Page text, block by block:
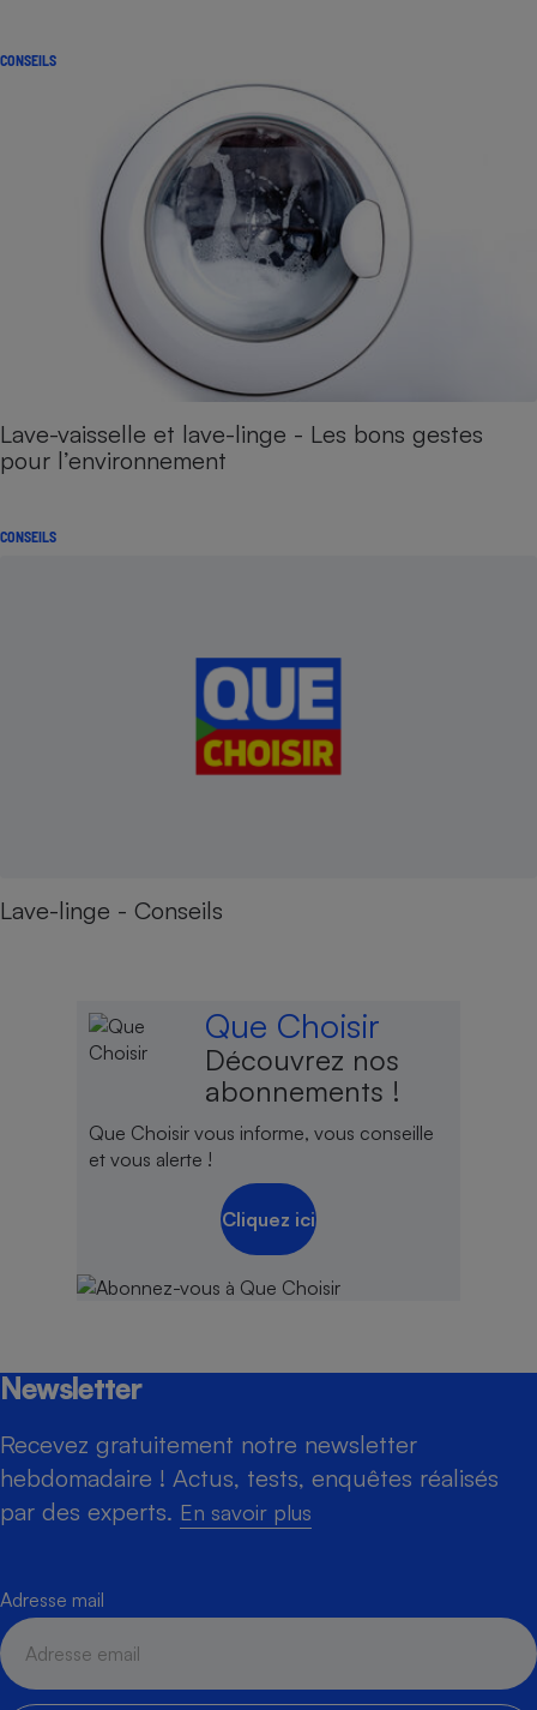
CONSEILS
Lave-vaisselle et lave-linge - Les bons gestes
pour l’environnement
CONSEILS
Lave-linge - Conseils
Que Choisir
Découvrez nos
abonnements !
Que Choisir vous informe, vous conseille
et vous alerte !
Cliquez ici
Newsletter
Recevez gratuitement notre newsletter
hebdomadaire ! Actus, tests, enquêtes réalisés
par des experts. En savoir plus
Adresse mail